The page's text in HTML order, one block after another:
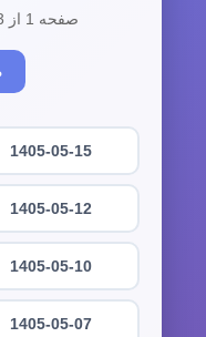
صفحه 1 از 343 | مجموع 3424 آرشیو
1405-05-15
1405-05-12
1405-05-10
1405-05-07